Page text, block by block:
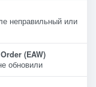
неправильный или
(EAW)
обновили